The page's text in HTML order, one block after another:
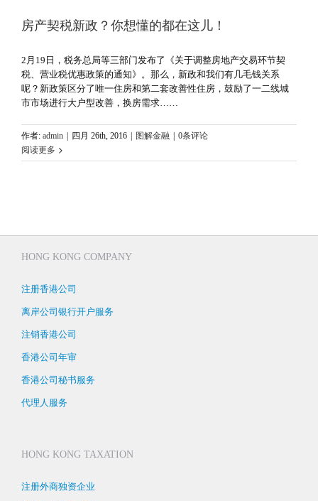
房产契税新政？你想懂的都在这儿！
2月19日，税务总局等三部门发布了《关于调整房地产交易环节契
税、营业税优惠政策的通知》。那么，新政和我们有几毛钱关系
呢？新政策区分了唯一住房和第二套改善性住房，鼓励了一二线城
市市场进行大户型改善，换房需求……
作者: admin 四月 26th, 2016 图解金融
0条评论
阅读更多
HONG KONG COMPANY
注册香港公司
离岸公司银行开户服务
注销香港公司
香港公司年审
香港公司秘书服务
代理人服务
HONG KONG TAXATION
注册外商独资企业